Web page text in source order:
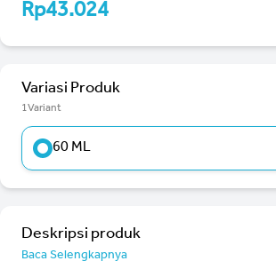
Rp43.024
Variasi Produk
1Variant
60 ML
Deskripsi produk
Baca Selengkapnya